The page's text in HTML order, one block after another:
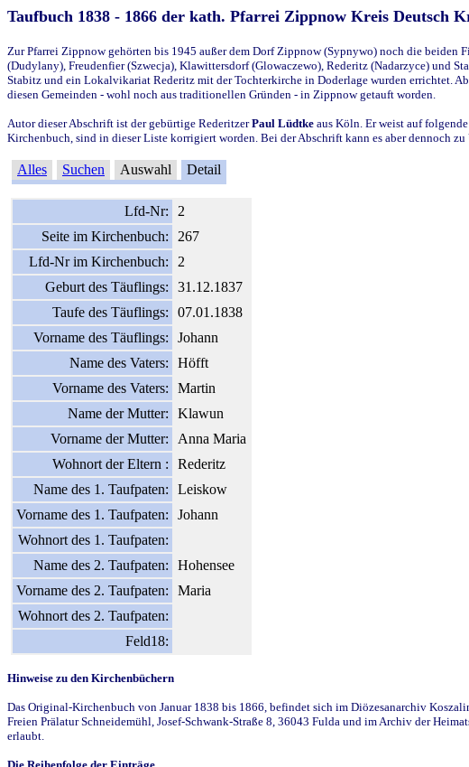
Taufbuch 1838 - 1866 der kath. Pfarrei Zippnow Kreis Deutsch
Zur Pfarrei Zippnow gehörten bis 1945 außer dem Dorf Zippnow (Sypnywo) noch die
(Dudylany), Freudenfier (Szwecja), Klawittersdorf (Glowaczewo), Rederitz (Nadarzyce) und
Stabitz und ein Lokalvikariat Rederitz mit der Tochterkirche in Doderlage wurden errichtet.
diesen Gemeinden - wohl noch aus traditionellen Gründen - in Zippnow getauft worden.
Autor dieser Abschrift ist der gebürtige RederitzerPaul Lüdtke aus Köln. Er weist auf
Kirchenbuch, sind in dieser Liste korrigiert worden. Bei der Abschrift kann es aber dennoch
Alles Suchen Auswahl Detail
Lfd-Nr:
2
Seite im Kirchenbuch:
267
Lfd-Nr im Kirchenbuch:
2
Geburt des Täuflings:
31.12.1837
Taufe des Täuflings:
07.01.1838
Vorname des Täuflings:
Johann
Name des Vaters:
Höfft
Vorname des Vaters:
Martin
Name der Mutter:
Klawun
Vorname der Mutter:
Anna Maria
Wohnort der Eltern :
Rederitz
Name des 1. Taufpaten:
Leiskow
Vorname des 1. Taufpaten:
Johann
Wohnort des 1. Taufpaten:
Name des 2. Taufpaten:
Hohensee
Vorname des 2. Taufpaten:
Maria
Wohnort des 2. Taufpaten:
Feld18:
Hinweise zu den Kirchenbüchern
Das Original-Kirchenbuch von Januar 1838 bis 1866, befindet sich im Diözesanarchiv
Freien Prälatur Schneidemühl, Josef-Schwank-Straße 8, 36043 Fulda und im Archiv der
erlaubt.